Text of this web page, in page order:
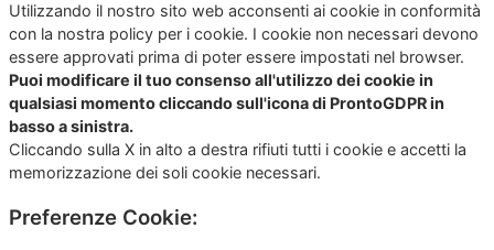
Copyright©2026Giunko srl | All Rights Reserved |
Utilizzando il nostro sito web acconsenti ai cookie in conformità
con la nostra policy per i cookie. I cookie non necessari devono
essere approvati prima di poter essere impostati nel browser.
Puoi modificare il tuo consenso all'utilizzo dei cookie in
qualsiasi momento cliccando sull'icona di ProntoGDPR in
basso a sinistra.
Cliccando sulla X in alto a destra rifiuti tutti i cookie e accetti la
memorizzazione dei soli cookie necessari.
Preferenze Cookie: